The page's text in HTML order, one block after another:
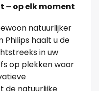
– op elk moment
natuurlijker
Philips haalt u de
in uw
op plekken waar
de natuurlijke